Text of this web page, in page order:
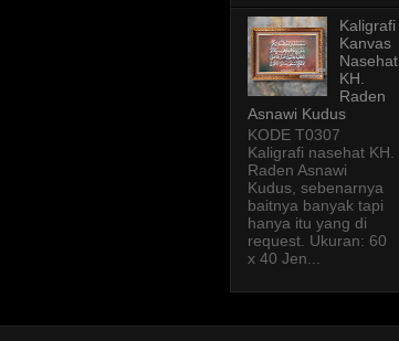
Kaligrafi
Kanvas
Nasehat
KH.
Raden
Asnawi Kudus
KODE T0307
Kaligrafi nasehat KH.
Raden Asnawi
Kudus, sebenarnya
baitnya banyak tapi
hanya itu yang di
request. Ukuran: 60
x 40 Jen...